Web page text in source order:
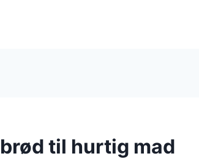
til hurtig mad